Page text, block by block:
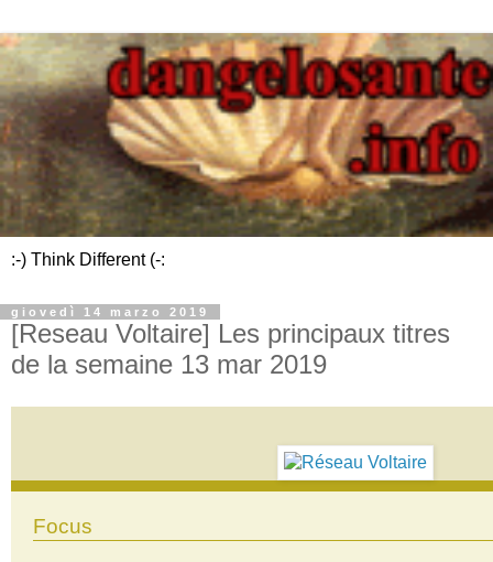
:-) Think Different (-:
giovedì 14 marzo 2019
[Reseau Voltaire] Les principaux titres
de la semaine 13 mar 2019
Focus